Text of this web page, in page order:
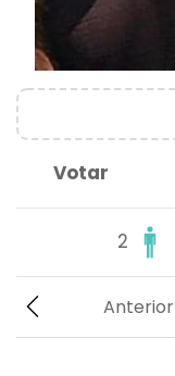
Votar
2
Anterior